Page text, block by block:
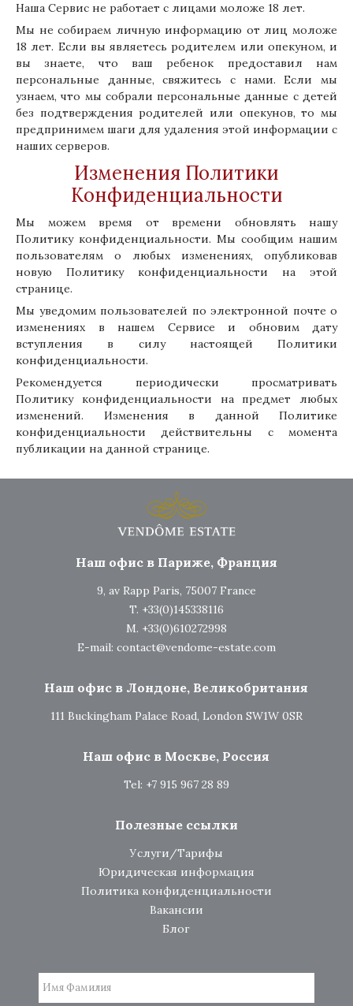
Наша Сервис не работает с лицами моложе 18 лет.
Мы не собираем личную информацию от лиц моложе
18 лет. Если вы являетесь родителем или опекуном, и
вы знаете, что ваш ребенок предоставил нам
персональные данные, свяжитесь с нами. Если мы
узнаем, что мы собрали персональные данные с детей
без подтверждения родителей или опекунов, то мы
предпринимем шаги для удаления этой информации с
наших серверов.
Изменения Политики
Конфиденциальности
Мы можем время от времени обновлять нашу
Политику конфиденциальности. Мы сообщим нашим
пользователям о любых изменениях, опубликовав
новую Политику конфиденциальности на этой
странице.
Мы уведомим пользователей по электронной почте о
изменениях в нашем Сервисе и обновим дату
вступления в силу настоящей Политики
конфиденциальности.
Рекомендуется периодически просматривать
Политику конфиденциальности на предмет любых
изменений. Изменения в данной Политике
конфиденциальности действительны с момента
публикации на данной странице.
Наш офис в Париже, Франция
9, av Rapp Paris, 75007 France
T. +33(0)145338116
M. +33(0)610272998
E-mail: contact@vendome-estate.com
Наш офис в Лондоне, Великобритания
111 Buckingham Palace Road, London SW1W 0SR
Наш офис в Москве, Россия
Tel: +7 915 967 28 89
Полезные ссылки
Услуги/Тарифы
Юридическая информация
Политика конфиденциальности
Вакансии
Блог
Имя Фамилия